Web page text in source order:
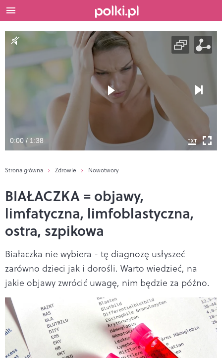
0:00 / 1:38
Strona główna Zdrowie Nowotwory
BIAŁACZKA = objawy,
limfatyczna, limfoblastyczna,
ostra, szpikowa
Białaczka nie wybiera - tę diagnozę usłyszeć
zarówno dzieci jak i dorośli. Warto wiedzieć, na
jakie objawy zwrócić uwagę, nim będzie za późno.